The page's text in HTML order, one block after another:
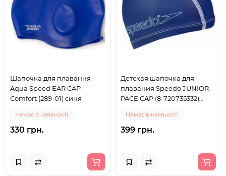
Шапочка для плавання
Aqua Speed EAR CAP
Comfort (289-01) синя
Немає в наявності
330 грн.
Детская шапочка для
плавания Speedo JUNIOR
PACE CAP (8-720735332)
(полиэстер) до 4-5 лет
Немає в наявності
399 грн.